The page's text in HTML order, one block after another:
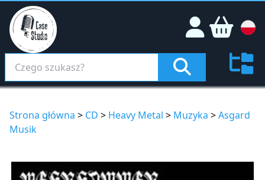
Strona główna > CD > Heavy Metal > Muzyka >Asgard
Musik